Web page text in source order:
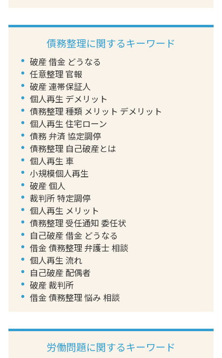
債務整理に関するキーワード
破産 借金 どうなる
任意整理 官報
破産 連帯保証人
個人再生 デメリット
債務整理 種類 メリット デメリット
個人再生 住宅ローン
債務 弁済 協定調停
債務整理 自己破産とは
個人再生 車
小規模個人再生
破産 個人
裁判所 特定調停
個人再生 メリット
債務整理 受任通知 委任状
自己破産 借金 どうなる
借金 債務整理 弁護士 相談
個人再生 流れ
自己破産 配偶者
破産 裁判所
借金 債務整理 悩み 相談
労働問題に関するキーワード